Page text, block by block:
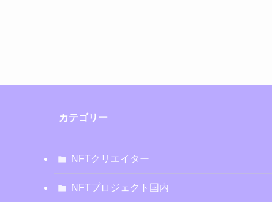
カテゴリー
NFTクリエイター
NFTプロジェクト国内